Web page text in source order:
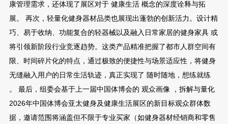
康管理需求，还体现了展区对于 健康生活 概念的深度诠释与拓
展。 再次，轻量化健身器材品类也展现出蓬勃的创新活力。设计精
巧、易于收纳、功能复合的轻器械以及融入日常家居的健身家具 或
将引领新阶段行业竞逐趋势。这类产品精准把握了都市人群空间有
限、时间碎片化的特点，通过极致的便捷性与场景适应性，将健身
无缝融入用户的日常生活轨迹，真正实现了 随时随地，想练就练
。 最后，组委会基于上一届中国体博会的 观众画像 ，拆解与量化
2026年中国体博会亚太健身及健康生活展区的新目标观众群体数
据，邀请范围将涵盖但不限于专业买家（如健身器材经销商和零售